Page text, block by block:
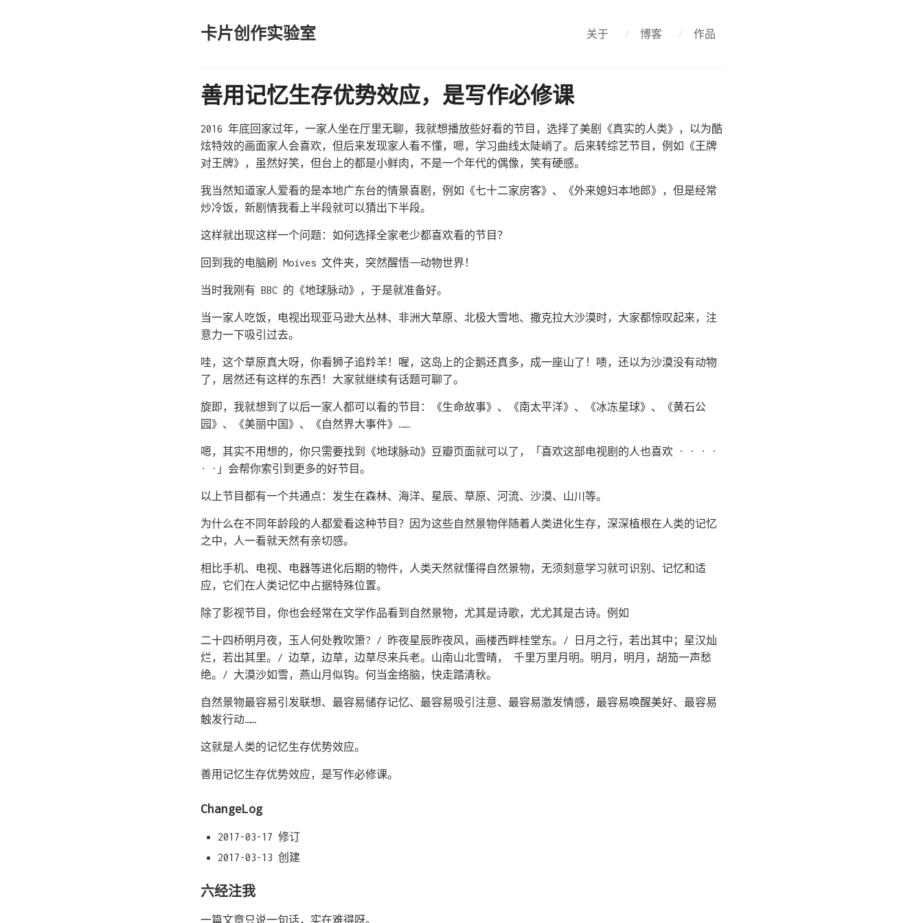
卡片创作实验室 关于 / 博客 / 作品
善用记忆生存优势效应，是写作必修课
2016 年底回家过年，一家人坐在厅里无聊，我就想播放些好看的节目，选择了美剧《真实的人类》，以为酷
炫特效的画面家人会喜欢，但后来发现家人看不懂，嗯，学习曲线太陡峭了。后来转综艺节目，例如《王牌
对王牌》，虽然好笑，但台上的都是小鲜肉，不是一个年代的偶像，笑有硬感。
我当然知道家人爱看的是本地广东台的情景喜剧，例如《七十二家房客》、《外来媳妇本地郎》，但是经常
炒冷饭，新剧情我看上半段就可以猜出下半段。
这样就出现这样一个问题：如何选择全家老少都喜欢看的节目？
回到我的电脑刷 Moives 文件夹，突然醒悟——动物世界！
当时我刚有 BBC 的《地球脉动》，于是就准备好。
当一家人吃饭，电视出现亚马逊大丛林、非洲大草原、北极大雪地、撒克拉大沙漠时，大家都惊叹起来，注
意力一下吸引过去。
哇，这个草原真大呀，你看狮子追羚羊！喔，这岛上的企鹅还真多，成一座山了！啧，还以为沙漠没有动物
了，居然还有这样的东西！大家就继续有话题可聊了。
旋即，我就想到了以后一家人都可以看的节目：《生命故事》、《南太平洋》、《冰冻星球》、《黄石公
园》、《美丽中国》、《自然界大事件》……
嗯，其实不用想的，你只需要找到《地球脉动》豆瓣页面就可以了，「喜欢这部电视剧的人也喜欢 · · · ·
· ·」会帮你索引到更多的好节目。
以上节目都有一个共通点：发生在森林、海洋、星辰、草原、河流、沙漠、山川等。
为什么在不同年龄段的人都爱看这种节目？因为这些自然景物伴随着人类进化生存，深深植根在人类的记忆
之中，人一看就天然有亲切感。
相比手机、电视、电器等进化后期的物件，人类天然就懂得自然景物，无须刻意学习就可识别、记忆和适
应，它们在人类记忆中占据特殊位置。
除了影视节目，你也会经常在文学作品看到自然景物，尤其是诗歌，尤尤其是古诗。例如
二十四桥明月夜，玉人何处教吹箫? / 昨夜星辰昨夜风，画楼西畔桂堂东。/ 日月之行，若出其中；星汉灿
烂，若出其里。/ 边草，边草，边草尽来兵老。山南山北雪晴， 千里万里月明。明月，明月，胡笳一声愁
绝。/ 大漠沙如雪，燕山月似钩。何当金络脑，快走踏清秋。
自然景物最容易引发联想、最容易储存记忆、最容易吸引注意、最容易激发情感，最容易唤醒美好、最容易
触发行动……
这就是人类的记忆生存优势效应。
善用记忆生存优势效应，是写作必修课。
ChangeLog
2017-03-17 修订
2017-03-13 创建
六经注我
一篇文章只说一句话，实在难得呀。